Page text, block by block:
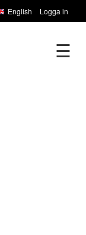
English Logga in
☰